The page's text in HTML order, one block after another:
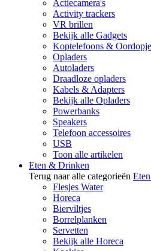
Actiecamera's
Activity trackers
VR brillen
Bekijk alle Gadgets
Koptelefoons &
Opladers
Autoladers
Draadloze opladers
Kabels & Adapters
Bekijk alle Opladers
Powerbanks
Speakers
Telefoon accessoires
USB
Toon alle artikelen
Eten & Drinken
Terug naar alle categorieën
Flesjes Water
Horeca
Bierviltjes
Borrelplanken
Servetten
Bekijk alle Horeca